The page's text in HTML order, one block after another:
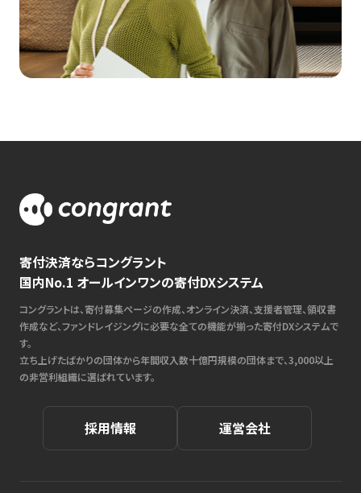
寄付決済ならコングラント
国内No.1 オールインワンの寄付DXシステム
コングラントは、寄付募集ページの作成、オンライン決済、支援者管理、領収書
作成など、ファンドレイジングに必要な全ての機能が揃った寄付DXシステムで
す。
立ち上げたばかりの団体から年間収入数十億円規模の団体まで、3,000以上
の非営利組織に選ばれています。
採用情報 運営会社